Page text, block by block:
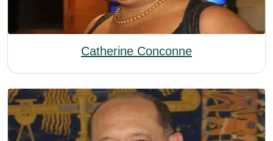
Catherine Conconne